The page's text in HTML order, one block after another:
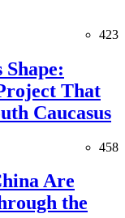
423
That
Caucasus
458
Are
the